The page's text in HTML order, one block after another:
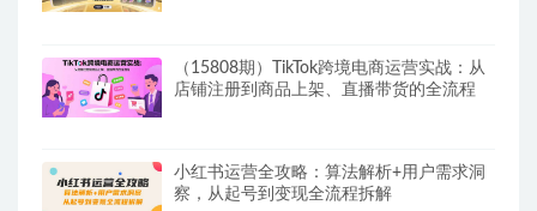
（15808期）TikTok跨境电商运营实战：从
店铺注册到商品上架、直播带货的全流程
小红书运营全攻略：算法解析+用户需求洞
察，从起号到变现全流程拆解